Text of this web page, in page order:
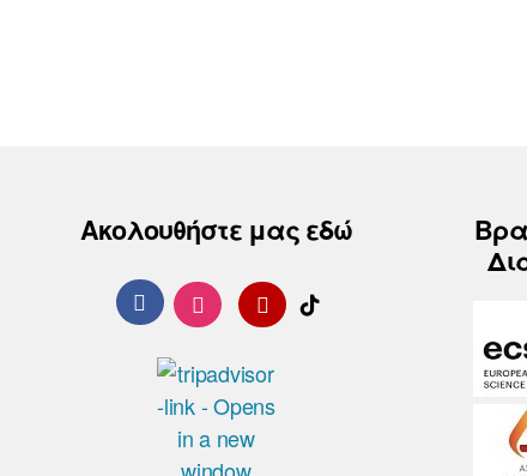
Ακολουθήστε μας εδώ